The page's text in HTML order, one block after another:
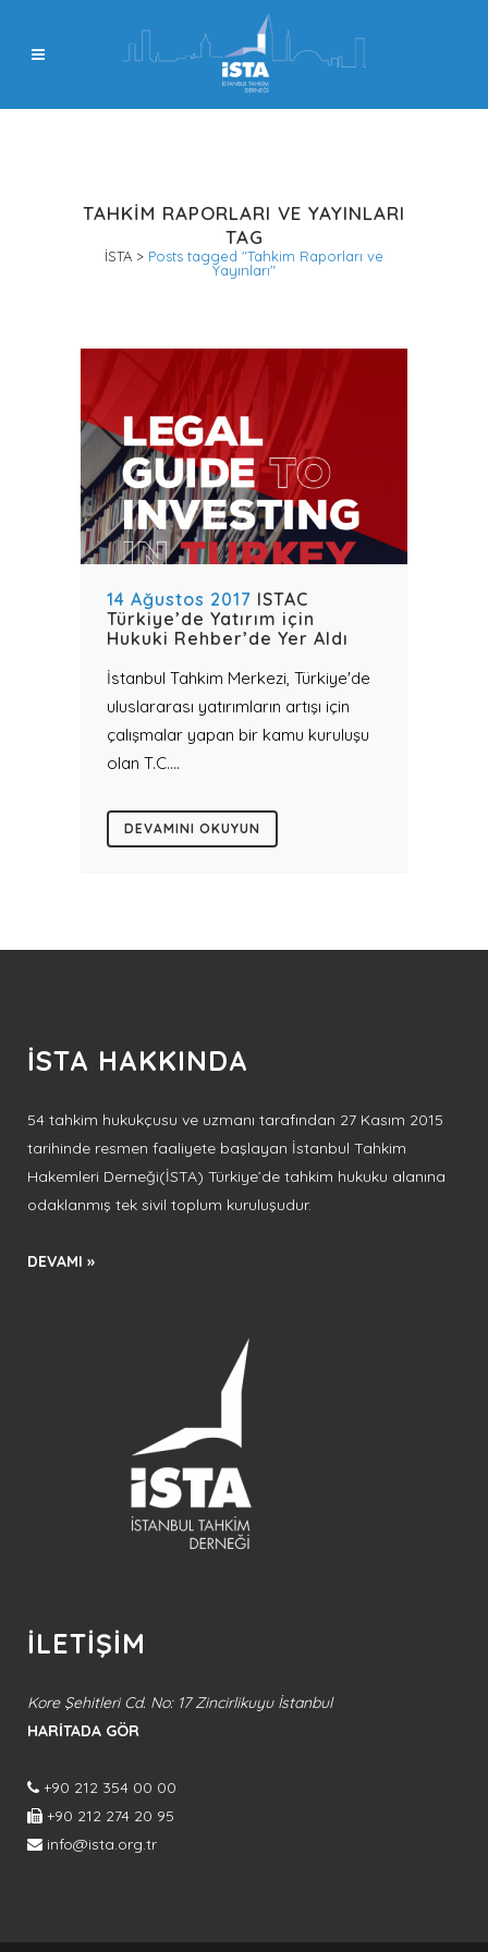
TAHKIM RAPORLARI VE YAYINLARI
TAG
İSTA > Posts tagged "Tahkim Raporları ve
Yayınları"
14 Ağustos 2017 ISTAC
Türkiye’de Yatırım için
Hukuki Rehber’de Yer Aldı
İstanbul Tahkim Merkezi, Türkiye'de
uluslararası yatırımların artışı için
çalışmalar yapan bir kamu kuruluşu
olan T.C....
DEVAMINI OKUYUN
İSTA HAKKINDA
54 tahkim hukukçusu ve uzmanı tarafından 27 Kasım 2015
tarihinde resmen faaliyete başlayan İstanbul Tahkim
Hakemleri Derneği(İSTA) Türkiye’de tahkim hukuku alanına
odaklanmış tek sivil toplum kuruluşudur.
DEVAMI »
İLETİŞİM
Kore Şehitleri Cd. No: 17 Zincirlikuyu İstanbul
HARİTADA GÖR
+90 212 354 00 00
+90 212 274 20 95
info@ista.org.tr